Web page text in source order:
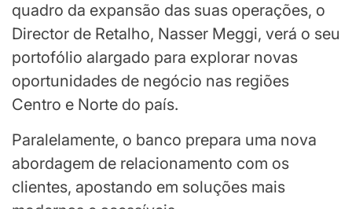
quadro da expansão das suas operações, o
Director de Retalho, Nasser Meggi, verá o seu
portofólio alargado para explorar novas
oportunidades de negócio nas regiões
Centro e Norte do país.
Paralelamente, o banco prepara uma nova
abordagem de relacionamento com os
clientes, apostando em soluções mais